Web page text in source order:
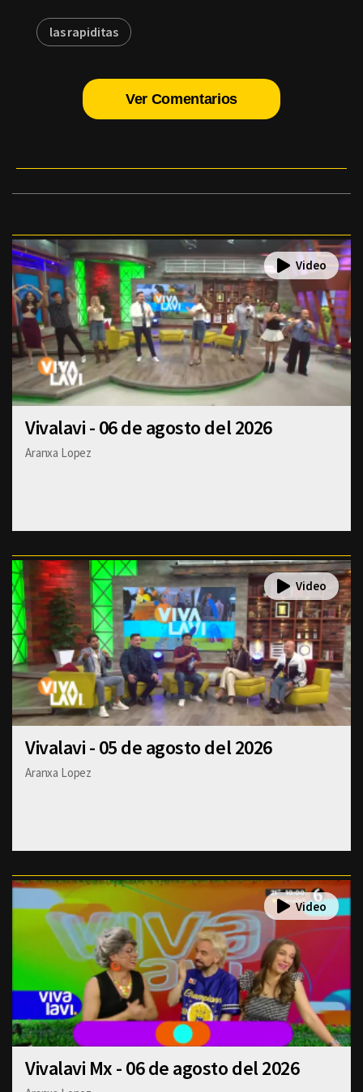
las rapiditas
Ver Comentarios
Vivalavi - 06 de agosto del 2026
Aranxa Lopez
Vivalavi - 05 de agosto del 2026
Aranxa Lopez
Vivalavi Mx - 06 de agosto del 2026